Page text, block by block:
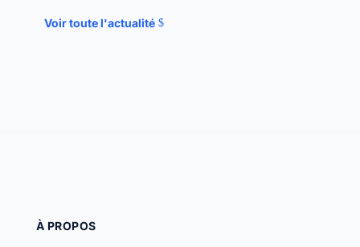
Voir toute l'actualité
À PROPOS